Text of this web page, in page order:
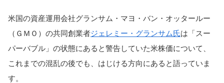
米国の資産運用会社グランサム・マヨ・バン・オッタールー
（ＧＭＯ）の共同創業者ジェレミー・グランサム氏は「スー
パーバブル」の状態にあると警告していた米株価について、
これまでの混乱の後でも、はじける方向にあると語っていま
す。